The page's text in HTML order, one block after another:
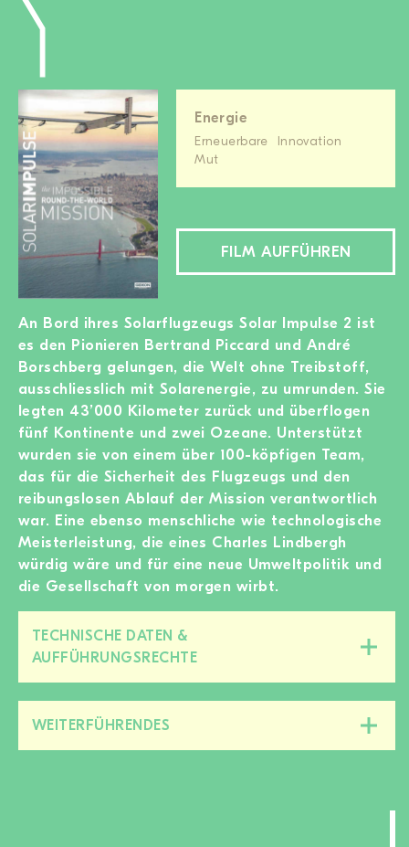
Energie
Erneuerbare
Innovation
Mut
FILM AUFFÜHREN
An Bord ihres Solarflugzeugs Solar Impulse 2 ist
es den Pionieren Bertrand Piccard und André
Borschberg gelungen, die Welt ohne Treibstoff,
ausschliesslich mit Solarenergie, zu umrunden. Sie
legten 43’000 Kilometer zurück und überflogen
fünf Kontinente und zwei Ozeane. Unterstützt
wurden sie von einem über 100-köpfigen Team,
das für die Sicherheit des Flugzeugs und den
reibungslosen Ablauf der Mission verantwortlich
war. Eine ebenso menschliche wie technologische
Meisterleistung, die eines Charles Lindbergh
würdig wäre und für eine neue Umweltpolitik und
die Gesellschaft von morgen wirbt.
TECHNISCHE DATEN &
AUFFÜHRUNGSRECHTE
WEITERFÜHRENDES
Bereich